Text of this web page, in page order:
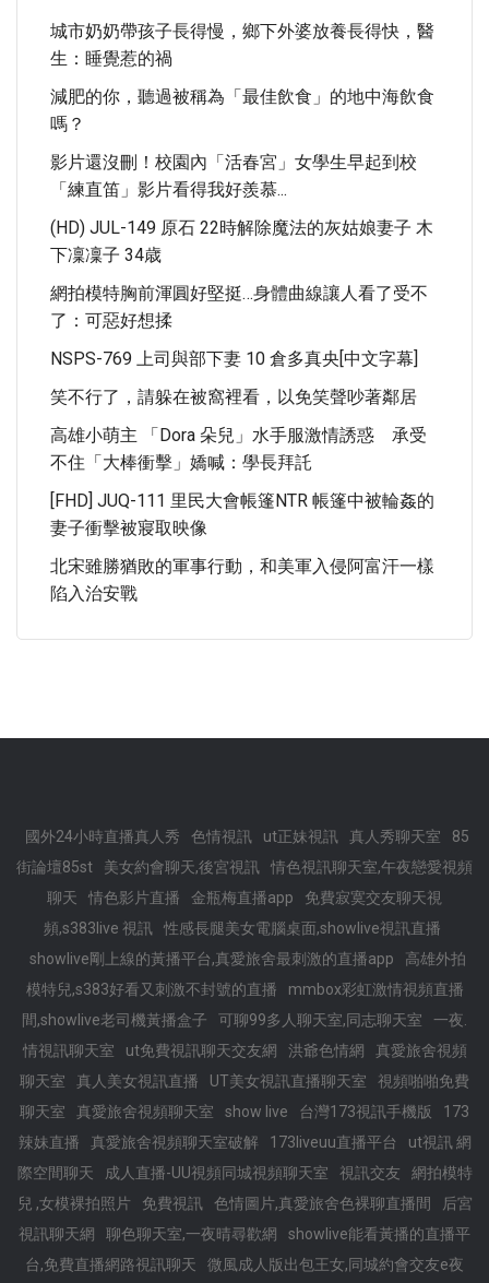
城市奶奶帶孩子長得慢，鄉下外婆放養長得快，醫
生：睡覺惹的禍
減肥的你，聽過被稱為「最佳飲食」的地中海飲食
嗎？
影片還沒刪！校園內「活春宮」女學生早起到校
「練直笛」影片看得我好羨慕...
(HD) JUL-149 原石 22時解除魔法的灰姑娘妻子 木
下凜凜子 34歳
網拍模特胸前渾圓好堅挺…身體曲線讓人看了受不
了：可惡好想揉
NSPS-769 上司與部下妻 10 倉多真央[中文字幕]
笑不行了，請躲在被窩裡看，以免笑聲吵著鄰居
高雄小萌主 「Dora 朵兒」水手服激情誘惑 承受
不住「大棒衝擊」嬌喊：學長拜託
[FHD] JUQ-111 里民大會帳篷NTR 帳篷中被輪姦的
妻子衝擊被寢取映像
北宋雖勝猶敗的軍事行動，和美軍入侵阿富汗一樣
陷入治安戰
國外24小時直播真人秀 色情視訊 ut正妹視訊 真人秀聊天室
85
街論壇85st
美女約會聊天,後宮視訊
情色視訊聊天室,午夜戀愛視頻
聊天
情色影片直播 金瓶梅直播app
免費寂寞交友聊天視
頻,s383live 視訊
性感長腿美女電腦桌面,showlive視訊直播
showlive剛上線的黃播平台,真愛旅舍最刺激的直播app
高雄外拍
模特兒,s383好看又刺激不封號的直播
mmbox彩虹激情視頻直播
間,showlive老司機黃播盒子
可聊99多人聊天室,同志聊天室
一夜.
情視訊聊天室
ut免費視訊聊天交友網 洪爺色情網
真愛旅舍視頻
聊天室
真人美女視訊直播 UT美女視訊直播聊天室
視頻啪啪免費
聊天室
真愛旅舍視頻聊天室 show live 台灣173視訊手機版
173
辣妹直播
真愛旅舍視頻聊天室破解 173liveuu直播平台
ut視訊 網
際空間聊天
成人直播-UU視頻同城視頻聊天室 視訊交友
網拍模特
兒 ,女模裸拍照片
免費視訊 色情圖片,真愛旅舍色裸聊直播間
后宮
視訊聊天網
聊色聊天室,一夜晴尋歡網
showlive能看黃播的直播平
台,免費直播網路視訊聊天
微風成人版出包王女,同城約會交友e夜